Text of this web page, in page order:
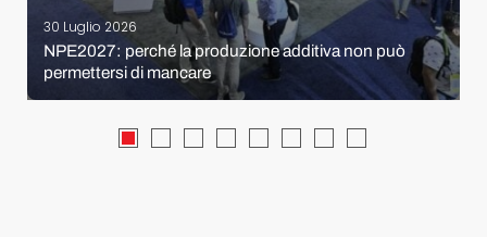
30 Luglio 2026
NPE2027: perché la produzione additiva non può
permettersi di mancare